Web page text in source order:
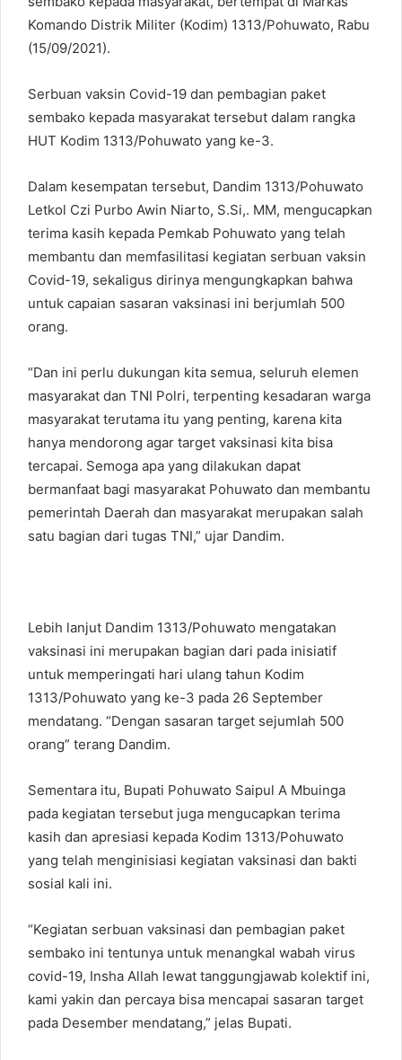
Komando Distrik Militer (Kodim) 1313/Pohuwato, Rabu
(15/09/2021).
Serbuan vaksin Covid-19 dan pembagian paket
sembako kepada masyarakat tersebut dalam rangka
HUT Kodim 1313/Pohuwato yang ke-3.
Dalam kesempatan tersebut, Dandim 1313/Pohuwato
Letkol Czi Purbo Awin Niarto, S.Si,. MM, mengucapkan
terima kasih kepada Pemkab Pohuwato yang telah
membantu dan memfasilitasi kegiatan serbuan vaksin
Covid-19, sekaligus dirinya mengungkapkan bahwa
untuk capaian sasaran vaksinasi ini berjumlah 500
orang.
“Dan ini perlu dukungan kita semua, seluruh elemen
masyarakat dan TNI Polri, terpenting kesadaran warga
masyarakat terutama itu yang penting, karena kita
hanya mendorong agar target vaksinasi kita bisa
tercapai. Semoga apa yang dilakukan dapat
bermanfaat bagi masyarakat Pohuwato dan membantu
pemerintah Daerah dan masyarakat merupakan salah
satu bagian dari tugas TNI,” ujar Dandim.
Lebih lanjut Dandim 1313/Pohuwato mengatakan
vaksinasi ini merupakan bagian dari pada inisiatif
untuk memperingati hari ulang tahun Kodim
1313/Pohuwato yang ke-3 pada 26 September
mendatang. “Dengan sasaran target sejumlah 500
orang” terang Dandim.
Sementara itu, Bupati Pohuwato Saipul A Mbuinga
pada kegiatan tersebut juga mengucapkan terima
kasih dan apresiasi kepada Kodim 1313/Pohuwato
yang telah menginisiasi kegiatan vaksinasi dan bakti
sosial kali ini.
“Kegiatan serbuan vaksinasi dan pembagian paket
sembako ini tentunya untuk menangkal wabah virus
covid-19, Insha Allah lewat tanggungjawab kolektif ini,
kami yakin dan percaya bisa mencapai sasaran target
pada Desember mendatang,” jelas Bupati.